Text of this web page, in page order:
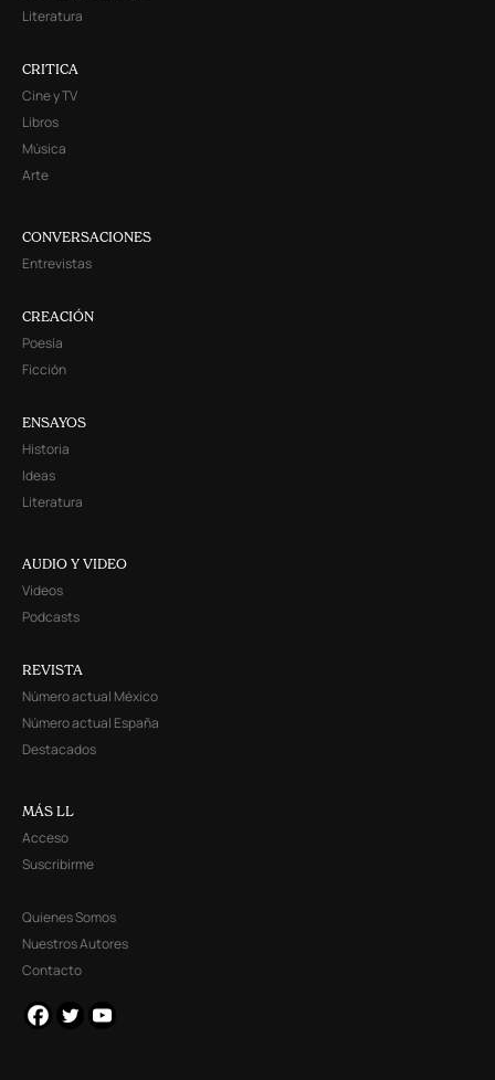
Literatura
CRITICA
Cine y TV
Libros
Música
Arte
CONVERSACIONES
Entrevistas
CREACIÓN
Poesía
Ficción
ENSAYOS
Historia
Ideas
Literatura
AUDIO Y VIDEO
Videos
Podcasts
REVISTA
Número actual México
Número actual España
Destacados
MÁS LL
Acceso
Suscribirme
Quienes Somos
Nuestros Autores
Contacto